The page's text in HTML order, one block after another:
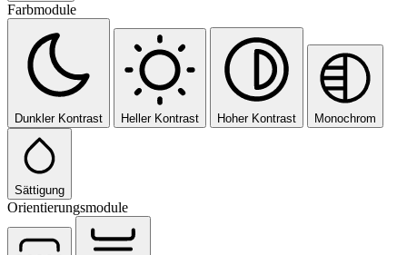
Farbmodule
Dunkler Kontrast Heller Kontrast Hoher Kontrast Monochrom
Sättigung
Orientierungsmodule